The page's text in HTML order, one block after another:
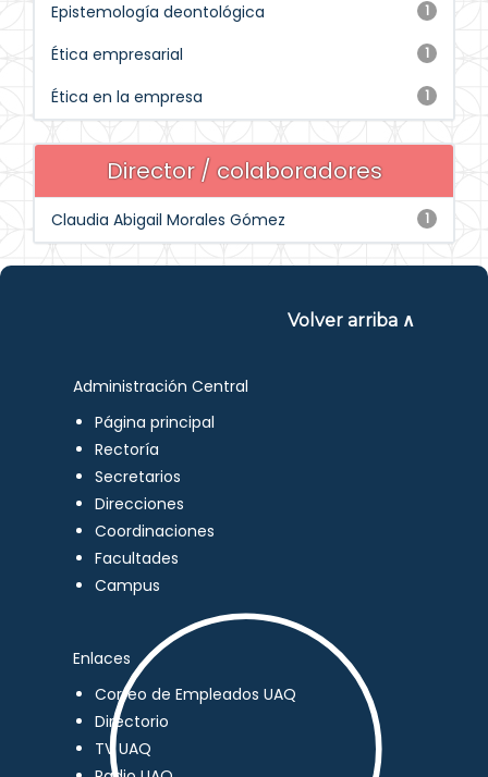
1
Epistemología deontológica
1
Ética empresarial
1
Ética en la empresa
Director / colaboradores
1
Claudia Abigail Morales Gómez
Volver arriba ∧
Administración Central
Página principal
Rectoría
Secretarios
Direcciones
Coordinaciones
Facultades
Campus
Enlaces
Correo de Empleados UAQ
Directorio
TV UAQ